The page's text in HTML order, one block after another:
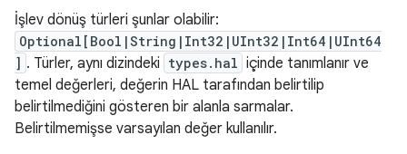
İşlev dönüş türleri şunlar olabilir:
Optional[Bool|String|Int32|UInt32|Int64|UInt64
] . Türler, aynı dizindeki types.hal içinde tanımlanır ve
temel değerleri, değerin HAL tarafından belirtilip
belirtilmediğini gösteren bir alanla sarmalar.
Belirtilmemişse varsayılan değer kullanılır.